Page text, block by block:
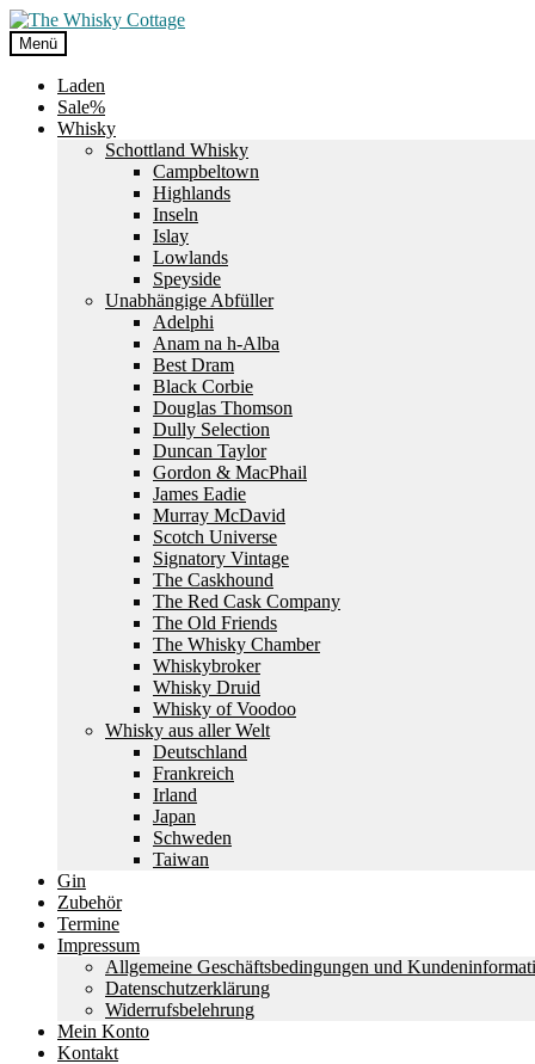
Zur
Navigation
springen
Zum
Inhalt
springen
Menü
Laden
Sale%
Whisky
Schottland Whisky
Campbeltown
Highlands
Inseln
Islay
Lowlands
Speyside
Unabhängige Abfüller
Adelphi
Anam na h-Alba
Best Dram
Black Corbie
Douglas Thomson
Dully Selection
Duncan Taylor
Gordon & MacPhail
James Eadie
Murray McDavid
Scotch Universe
Signatory Vintage
The Caskhound
The Red Cask Company
The Old Friends
The Whisky Chamber
Whiskybroker
Whisky Druid
Whisky of Voodoo
Whisky aus aller Welt
Deutschland
Frankreich
Irland
Japan
Schweden
Taiwan
Gin
Zubehör
Termine
Impressum
Allgemeine Geschäftsbedingungen und
Datenschutzerklärung
Widerrufsbelehrung
Mein Konto
Kontakt